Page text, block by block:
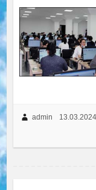
admin 13.03.2024